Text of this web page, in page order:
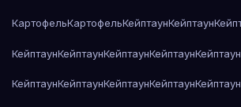
КартофельКартофельКейптаунКейптаун
КейптаунКейптаунКейптаунКейптаунКейптаун
КейптаунКейптаунКейптаунКейптаунКейптаун